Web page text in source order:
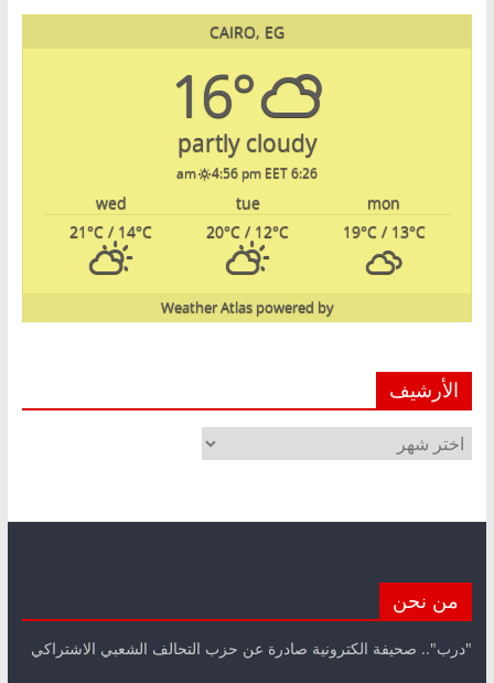
CAIRO, EG
16°
partly cloudy
6:26 am
4:56 pm EET
mon
tue
wed
19°C/ 13°C
20°C / 12°C
21°C / 14°C
powered by
Weather Atlas
الأرشيف
الأرشيف
من نحن
"درب".. صحيفة الكترونية صادرة عن حزب التحالف الشعبي الاشتراكي